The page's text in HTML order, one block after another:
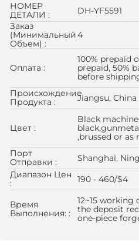
НОМЕР
ДЕТАЛИ :
DH-YF5591
Заказ
(минимальный
Объем) :
4
Оплата :
100% prepaid
prepaid, 50%
before
Происхождение
Продукта :
Jiangsu, China
Цвет :
Black
,brussed or as
Порт
Отправки :
Shanghai,
Диапазон Цен
:
190 - 460/$4
Время
Выполнения: :
12~15 working
the deposit
one-piece